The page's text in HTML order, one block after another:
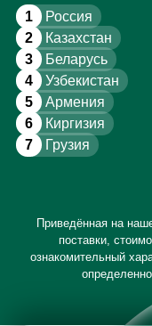
1 Россия
2 Казахстан
3 Беларусь
4 Узбекистан
5 Армения
6 Киргизия
7 Грузия
Приведённая на
поставки,
ознакомительный